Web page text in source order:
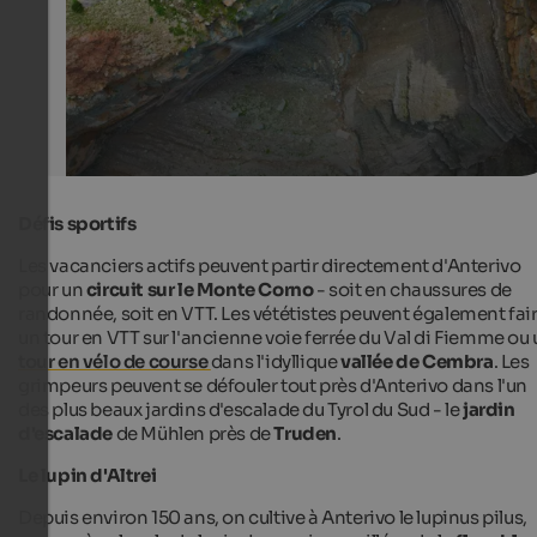
Défis sportifs
Les vacanciers actifs peuvent partir directement d'Anterivo
pour uncircuit sur le Monte Corno- soit en chaussures de
randonnée, soit en VTT. Les vététistes peuvent également
un tour en VTT sur l'ancienne voie ferrée du Val di Fiemme ou
tour en vélo de coursedans l'idylliquevallée de Cembra. Les
grimpeurs peuvent se défouler tout près d'Anterivo dans l'un
des plus beauxjardins d'escalade du Tyrol du Sud - lejardin
d'escalade de Mühlen près deTruden.
Le lupin d'Altrei
Depuis environ 150 ans, on cultive à Anterivo le lupinus pilus,